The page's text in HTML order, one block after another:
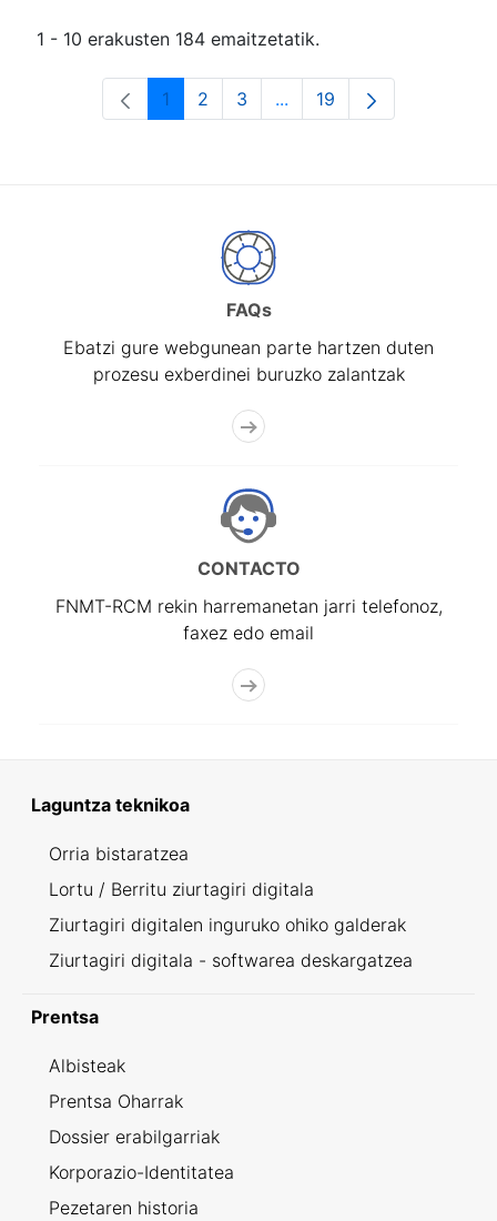
1 - 10 erakusten 184 emaitzetatik.
Orrialdea
1 Orrialdea
2 Orrialdea
3 ...Intermediate Pages Use
Orrialdea
19
FAQs
Ebatzi gure webgunean parte hartzen duten
prozesu exberdinei buruzko zalantzak
CONTACTO
FNMT-RCM rekin harremanetan jarri telefonoz,
faxez edo email
Laguntza teknikoa
Orria bistaratzea
Lortu / Berritu ziurtagiri digitala
Ziurtagiri digitalen inguruko ohiko galderak
Ziurtagiri digitala - softwarea deskargatzea
Prentsa
Albisteak
Prentsa Oharrak
Dossier erabilgarriak
Korporazio-Identitatea
Pezetaren historia